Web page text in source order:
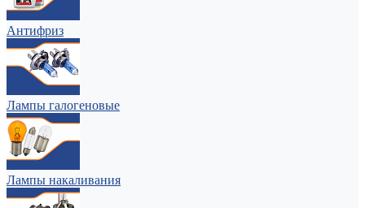
Антифриз
Лампы галогеновые
Лампы накаливания